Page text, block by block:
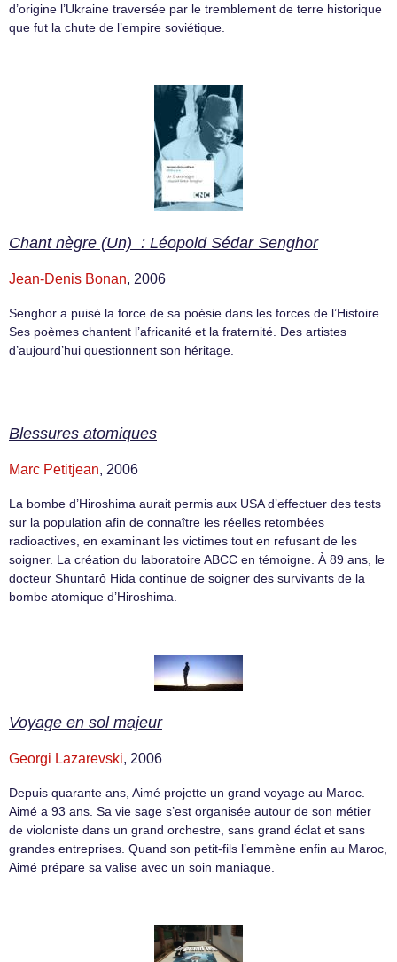
d’origine l’Ukraine traversée par le tremblement de terre historique
que fut la chute de l’empire soviétique.
Chant nègre (Un) : Léopold Sédar Senghor
Jean-Denis Bonan, 2006
Senghor a puisé la force de sa poésie dans les forces de l’Histoire.
Ses poèmes chantent l’africanité et la fraternité. Des artistes
d’aujourd’hui questionnent son héritage.
Blessures atomiques
Marc Petitjean, 2006
La bombe d’Hiroshima aurait permis aux USA d’effectuer des tests
sur la population afin de connaître les réelles retombées
radioactives, en examinant les victimes tout en refusant de les
soigner. La création du laboratoire ABCC en témoigne. À 89 ans, le
docteur Shuntarô Hida continue de soigner des survivants de la
bombe atomique d’Hiroshima.
Voyage en sol majeur
Georgi Lazarevski, 2006
Depuis quarante ans, Aimé projette un grand voyage au Maroc.
Aimé a 93 ans. Sa vie sage s’est organisée autour de son métier
de violoniste dans un grand orchestre, sans grand éclat et sans
grandes entreprises. Quand son petit-fils l’emmène enfin au Maroc,
Aimé prépare sa valise avec un soin maniaque.